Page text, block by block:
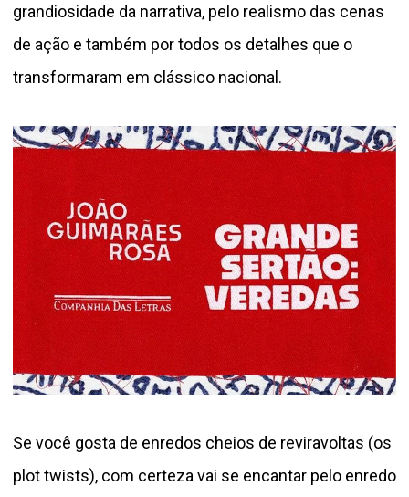
grandiosidade da narrativa, pelo realismo das cenas
de ação e também por todos os detalhes que o
transformaram em clássico nacional.
Se você gosta de enredos cheios de reviravoltas (os
plot twists), com certeza vai se encantar pelo enredo